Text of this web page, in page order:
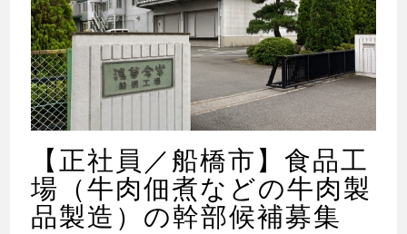
【正社員／船橋市】食品工
場（牛肉佃煮などの牛肉製
品製造）の幹部候補募集